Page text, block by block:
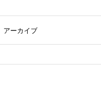
アーカイブ